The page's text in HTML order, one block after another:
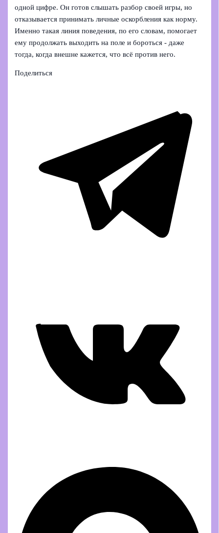
одной цифре. Он готов слышать разбор своей игры, но
отказывается принимать личные оскорбления как норму.
Именно такая линия поведения, по его словам, помогает
ему продолжать выходить на поле и бороться - даже
тогда, когда внешне кажется, что всё против него.
Поделиться